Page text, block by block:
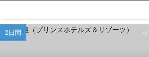
2日間